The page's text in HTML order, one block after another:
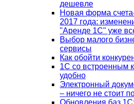
дешевле
Новая форма
2017 года:
"Аренде 1С" уже
Выбор малого
сервисы
Как обойти
1C со встроенным
удобно
Электронный
– ничего не стоит
Обновления баз